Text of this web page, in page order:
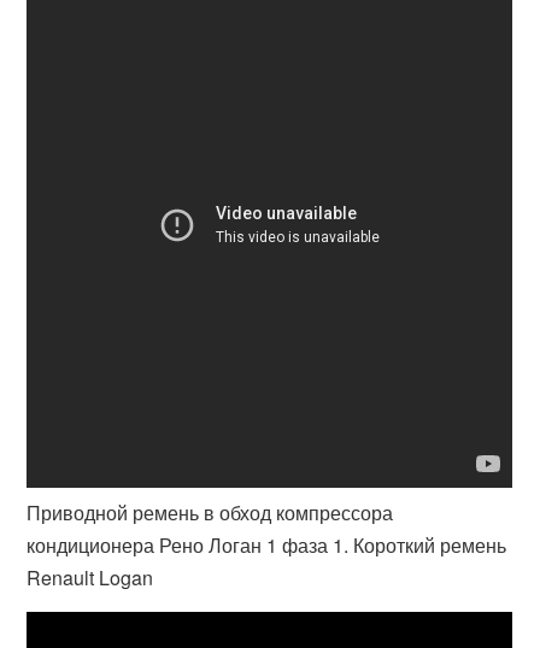
Приводной ремень в обход компрессора
кондиционера Рено Логан 1 фаза 1. Короткий ремень
Renault Logan